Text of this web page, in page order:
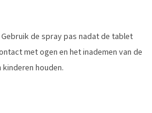
de spray pas nadat de tablet
met ogen en het inademen van de
houden.